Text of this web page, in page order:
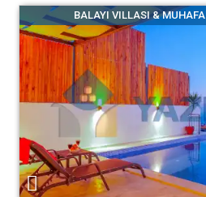
BALAYI VILLASI &